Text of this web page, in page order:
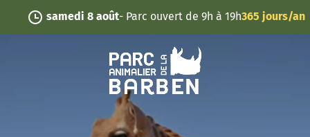
Panneau de gestion des cookies
samedi 8 août - Parc ouvert de 9h à 19h365 jours/an